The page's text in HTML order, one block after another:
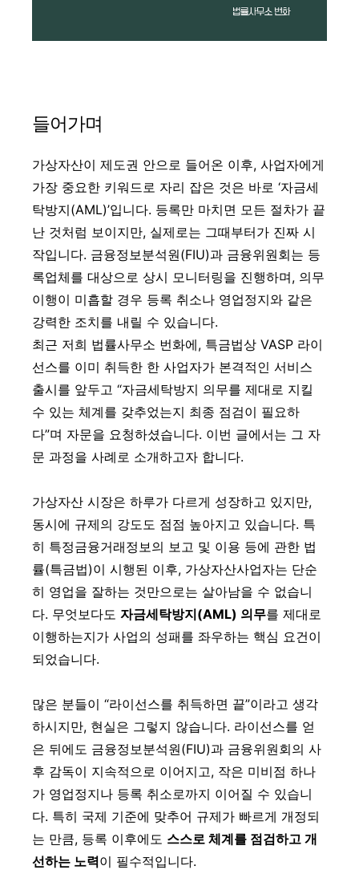
들어가며
가상자산이 제도권 안으로 들어온 이후, 사업자에게
가장 중요한 키워드로 자리 잡은 것은 바로 ‘자금세
탁방지(AML)’입니다. 등록만 마치면 모든 절차가 끝
난 것처럼 보이지만, 실제로는 그때부터가 진짜 시
작입니다. 금융정보분석원(FIU)과 금융위원회는 등
록업체를 대상으로 상시 모니터링을 진행하며, 의무
이행이 미흡할 경우 등록 취소나 영업정지와 같은
강력한 조치를 내릴 수 있습니다.
최근 저희 법률사무소 번화에, 특금법상 VASP 라이
선스를 이미 취득한 한 사업자가 본격적인 서비스
출시를 앞두고 “자금세탁방지 의무를 제대로 지킬
수 있는 체계를 갖추었는지 최종 점검이 필요하
다”며 자문을 요청하셨습니다. 이번 글에서는 그 자
문 과정을 사례로 소개하고자 합니다.
가상자산 시장은 하루가 다르게 성장하고 있지만,
동시에 규제의 강도도 점점 높아지고 있습니다. 특
히 특정금융거래정보의 보고 및 이용 등에 관한 법
률(특금법)이 시행된 이후, 가상자산사업자는 단순
히 영업을 잘하는 것만으로는 살아남을 수 없습니
다. 무엇보다도 자금세탁방지(AML) 의무를 제대로
이행하는지가 사업의 성패를 좌우하는 핵심 요건이
되었습니다.
많은 분들이 “라이선스를 취득하면 끝”이라고 생각
하시지만, 현실은 그렇지 않습니다. 라이선스를 얻
은 뒤에도 금융정보분석원(FIU)과 금융위원회의 사
후 감독이 지속적으로 이어지고, 작은 미비점 하나
가 영업정지나 등록 취소로까지 이어질 수 있습니
다. 특히 국제 기준에 맞추어 규제가 빠르게 개정되
는 만큼, 등록 이후에도 스스로 체계를 점검하고 개
선하는 노력이 필수적입니다.